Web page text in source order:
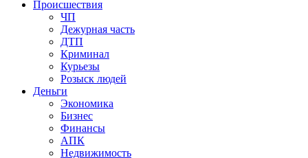
Происшествия
ЧП
Дежурная часть
ДТП
Криминал
Курьезы
Розыск людей
Деньги
Экономика
Бизнес
Финансы
АПК
Недвижимость